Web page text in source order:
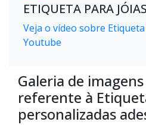
ETIQUETA PARA JÓIAS
Veja o vídeo sobre
Youtube
Galeria de
referente à
personalizadas